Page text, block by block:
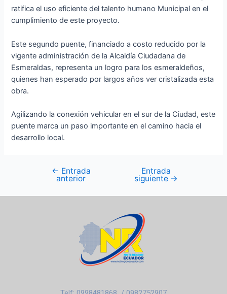
ratifica el uso eficiente del talento humano Municipal en el
cumplimiento de este proyecto.
Este segundo puente, financiado a costo reducido por la
vigente administración de la Alcaldía Ciudadana de
Esmeraldas, representa un logro para los esmeraldeños,
quienes han esperado por largos años ver cristalizada esta
obra.
Agilizando la conexión vehicular en el sur de la Ciudad, este
puente marca un paso importante en el camino hacia el
desarrollo local.
← Entrada
anterior
Entrada
siguiente →